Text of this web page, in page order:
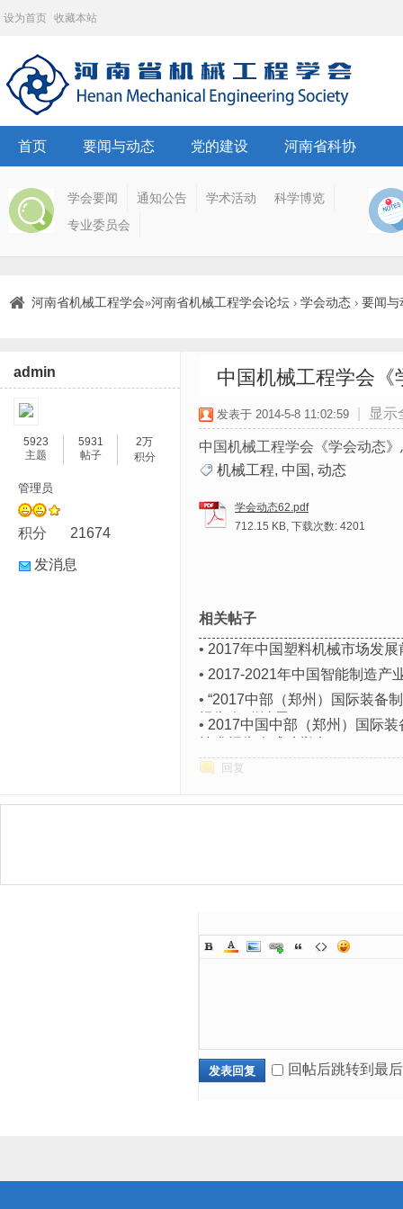
设为首页 收藏本站
首页 要闻与动态 党的建设 河南省科协
学会要闻 通知公告 学术活动
科学博览
专业委员会
河南省机械工程学会»河南省机械工程学会论坛 › 学会动态 › 要闻与
admin
5923
主题
5931
帖子
2万
积分
管理员
积分 21674
发消息
中国机械工程学会
发表于 2014-5-8 11:02:59 显示
中国机械工程学会《学会动态
机械工程, 中国 , 动态
学会动态62.pdf
712.15 KB, 下载次数: 4201
相关帖子
• 2017年中国塑料机械市场发展
• 2017-2021年中国智能制造产
• “2017中部（郑州）国际装备
报告会“邀请函
• 2017中国中部（郑州）国际
回复
发表回复 回帖后跳转到最